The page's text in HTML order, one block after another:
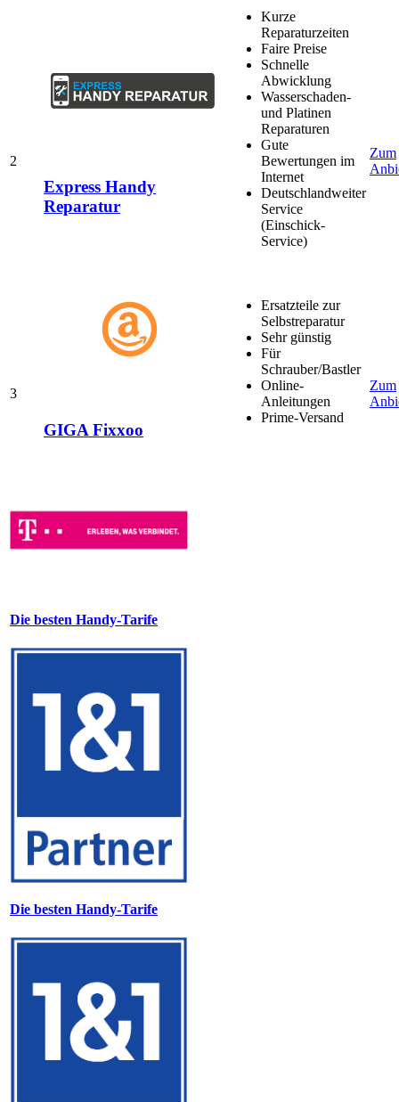
2
Express Handy
Reparatur
Kurze
Reparaturzeiten
Faire Preise
Schnelle
Abwicklung
Wasserschaden-
und Platinen
Reparaturen
Gute
Bewertungen im
Internet
Deutschlandweiter
Service
(Einschick-
Service)
Zum
3
GIGA Fixxoo
Ersatzteile zur
Selbstreparatur
Sehr günstig
Für
Schrauber/Bastler
Online-
Anleitungen
Prime-Versand
Zum
Die besten Handy-Tarife
Die besten Handy-Tarife